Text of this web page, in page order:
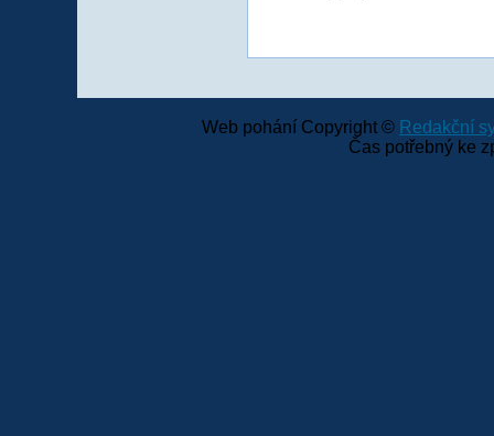
Web pohání Copyright © Redakční
Čas potřebný ke